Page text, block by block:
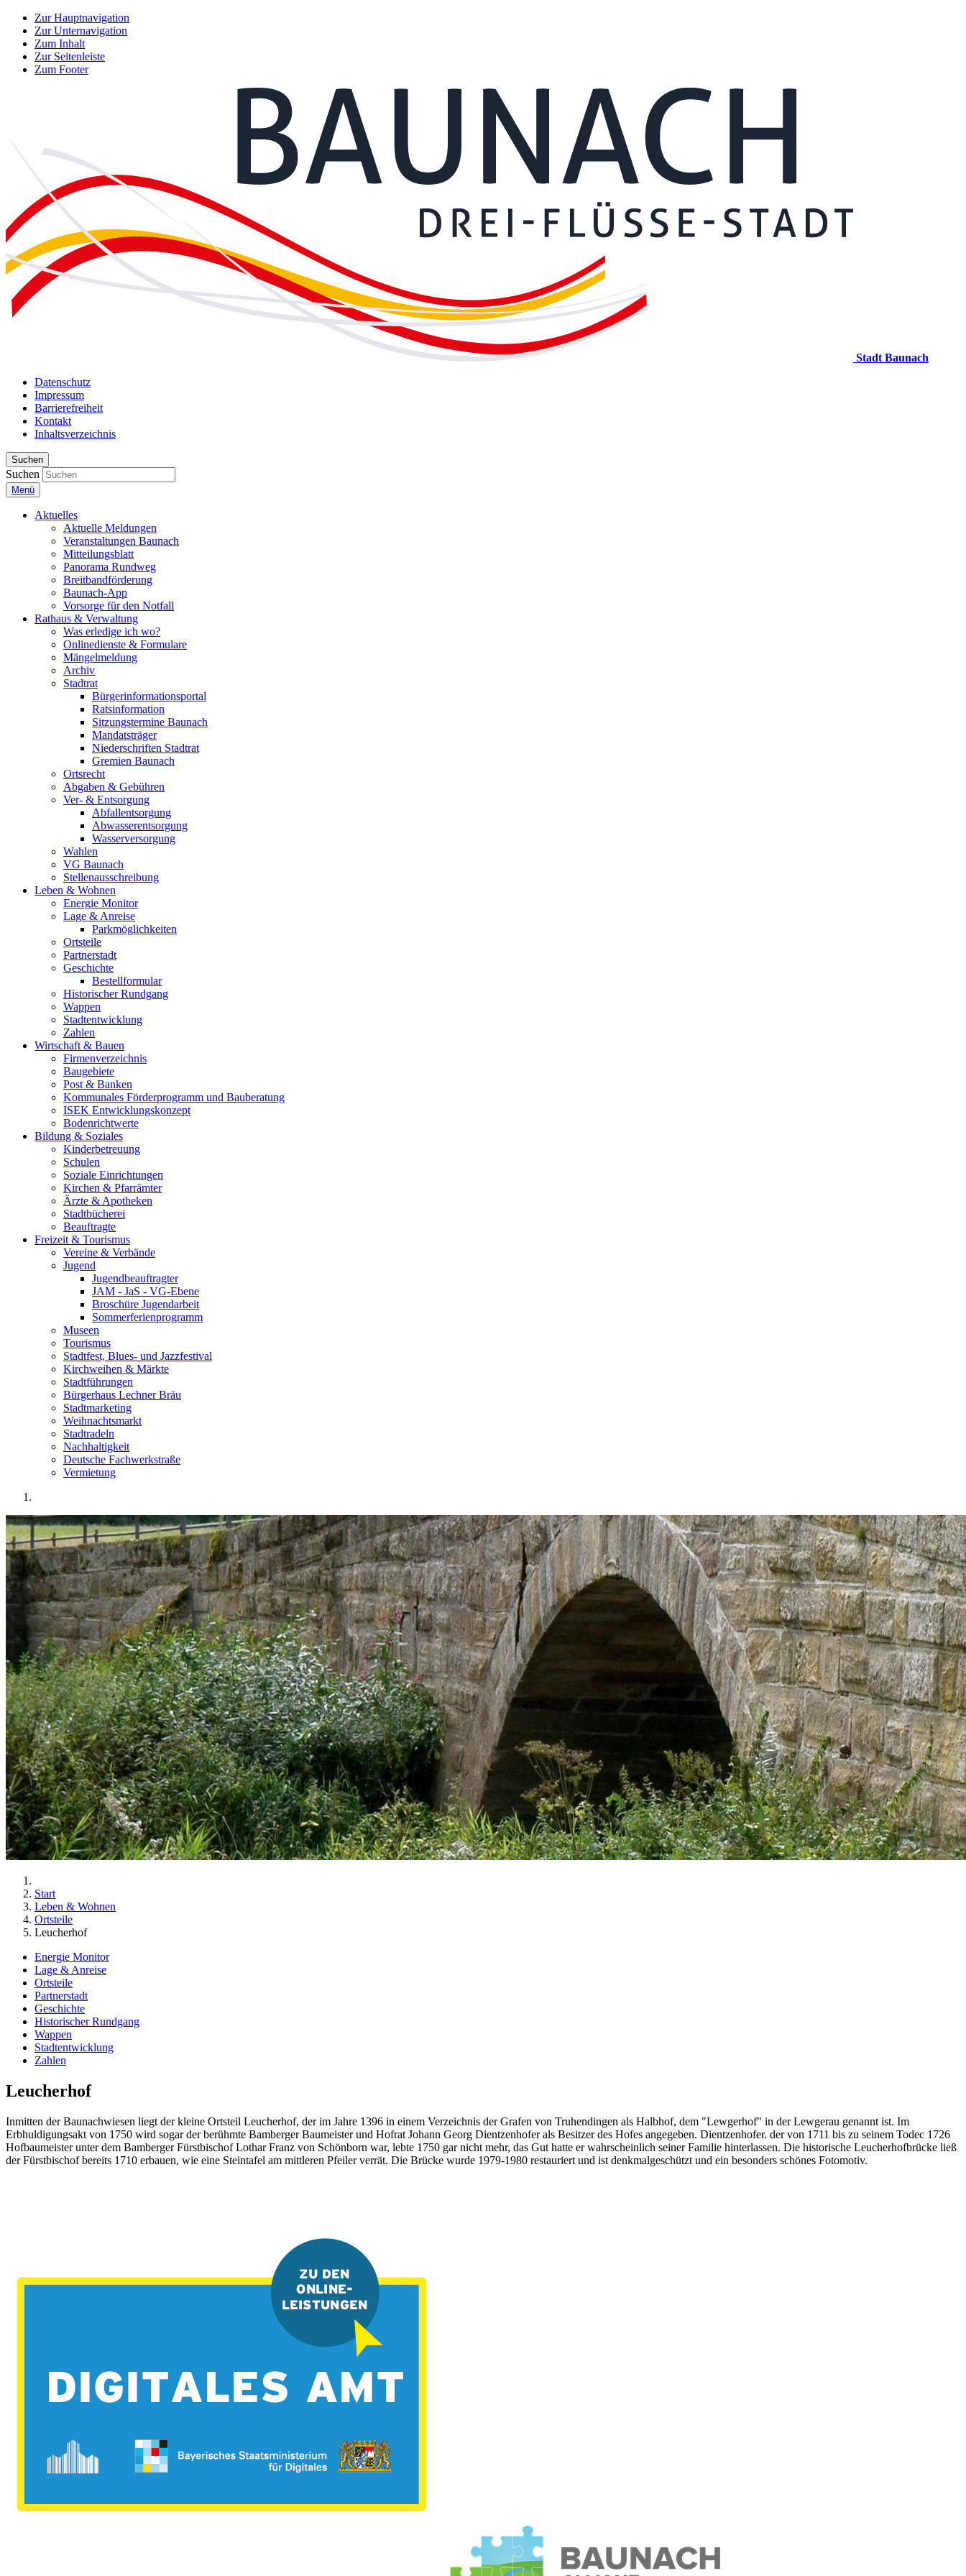
Zur Hauptnavigation
Zur Unternavigation
Zum Inhalt
Zur Seitenleiste
Zum Footer
Stadt Baunach
Datenschutz
Impressum
Barrierefreiheit
Kontakt
Inhaltsverzeichnis
Suchen
Suchen
Menü
Aktuelles
Aktuelle Meldungen
Veranstaltungen Baunach
Mitteilungsblatt
Panorama Rundweg
Breitbandförderung
Baunach-App
Vorsorge für den Notfall
Rathaus & Verwaltung
Was erledige ich wo?
Onlinedienste & Formulare
Mängelmeldung
Archiv
Stadtrat
Bürgerinformationsportal
Ratsinformation
Sitzungstermine Baunach
Mandatsträger
Niederschriften Stadtrat
Gremien Baunach
Ortsrecht
Abgaben & Gebühren
Ver- & Entsorgung
Abfallentsorgung
Abwasserentsorgung
Wasserversorgung
Wahlen
VG Baunach
Stellenausschreibung
Leben & Wohnen
Energie Monitor
Lage & Anreise
Parkmöglichkeiten
Ortsteile
Partnerstadt
Geschichte
Bestellformular
Historischer Rundgang
Wappen
Stadtentwicklung
Zahlen
Wirtschaft & Bauen
Firmenverzeichnis
Baugebiete
Post & Banken
Kommunales Förderprogramm und Bauberatung
ISEK Entwicklungskonzept
Bodenrichtwerte
Bildung & Soziales
Kinderbetreuung
Schulen
Soziale Einrichtungen
Kirchen & Pfarrämter
Ärzte & Apotheken
Stadtbücherei
Beauftragte
Freizeit & Tourismus
Vereine & Verbände
Jugend
Jugendbeauftragter
JAM - JaS - VG-Ebene
Broschüre Jugendarbeit
Sommerferienprogramm
Museen
Tourismus
Stadtfest, Blues- und Jazzfestival
Kirchweihen & Märkte
Stadtführungen
Bürgerhaus Lechner Bräu
Stadtmarketing
Weihnachtsmarkt
Stadtradeln
Nachhaltigkeit
Deutsche Fachwerkstraße
Vermietung
Start
Leben & Wohnen
Ortsteile
Leucherhof
Energie Monitor
Lage & Anreise
Ortsteile
Partnerstadt
Geschichte
Historischer Rundgang
Wappen
Stadtentwicklung
Zahlen
Leucherhof
Inmitten der Baunachwiesen liegt der kleine Ortsteil Leucherhof, der im Jahre 1396 in einem Verzeichnis der Grafen von Truhendingen als Halbhof, dem "Lewgerhof" in der Lewgerau genannt ist. Im
Erbhuldigungsakt von 1750 wird sogar der berühmte Bamberger Baumeister und Hofrat Johann Georg Dientzenhofer als Besitzer des Hofes angegeben. Dientzenhofer. der von 1711 bis zu seinem Todec 1726
Hofbaumeister unter dem Bamberger Fürstbischof Lothar Franz von Schönborn war, lebte 1750 gar nicht mehr, das Gut hatte er wahrscheinlich seiner Familie hinterlassen. Die historische Leucherhofbrücke ließ
der Fürstbischof bereits 1710 erbauen, wie eine Steintafel am mittleren Pfeiler verrät. Die Brücke wurde 1979-1980 restauriert und ist denkmalgeschützt und ein besonders schönes Fotomotiv.